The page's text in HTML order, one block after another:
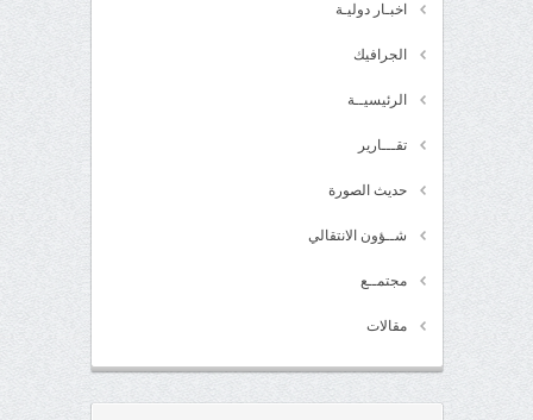
اخبـار دوليـة
الجرافيك
الرئيسيــة
تقـــارير
حديث الصورة
شــؤون الانتقالي
مجتمــع
مقالات